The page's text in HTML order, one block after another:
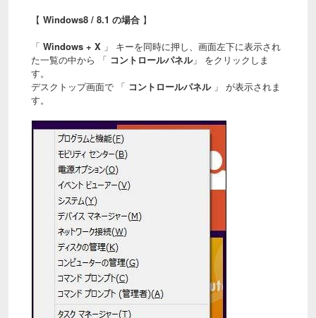
【 Windows8 / 8.1 の場合 】
「 Windows + X 」 キーを同時に押し、画面左下に表示され
た一覧の中から 「 コントロールパネル」 をクリックしま
す。
デスクトップ画面で 「 コントロールパネル」 が表示されま
す。